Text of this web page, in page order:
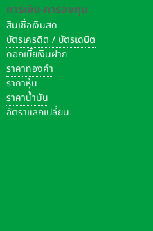
การเงิน-การลงทุน
สินเชื่อเงินสด
บัตรเครดิต / บัตรเดบิต
ดอกเบี้ยเงินฝาก
ราคาทองคำ
ราคาหุ้น
ราคาน้ำมัน
อัตราแลกเปลี่ยน